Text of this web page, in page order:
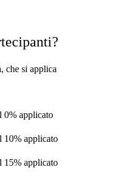
, che si applica
0% applicato
10% applicato
15% applicato